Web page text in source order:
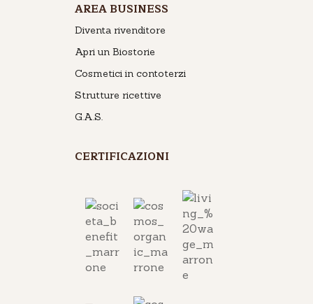
AREA BUSINESS
Diventa rivenditore
Apri un Biostorie
Cosmetici in contoterzi
Strutture ricettive
G.A.S.
CERTIFICAZIONI